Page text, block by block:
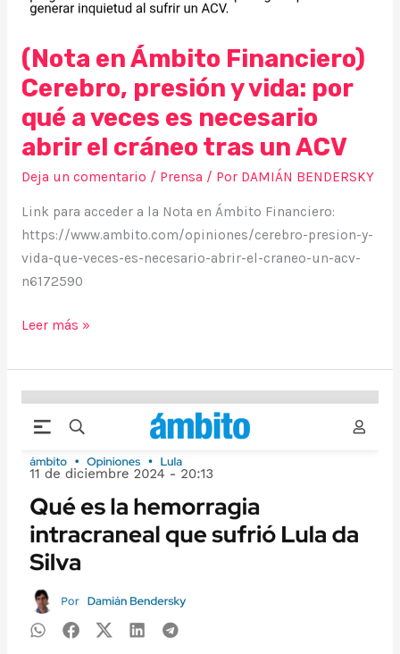
(Nota en Ámbito Financiero)
Cerebro, presión y vida: por
qué a veces es necesario
abrir el cráneo tras un ACV
Deja un comentario / Prensa / Por DAMIÁN BENDERSKY
Link para acceder a la Nota en Ámbito Financiero:
https://www.ambito.com/opiniones/cerebro-presion-y-
vida-que-veces-es-necesario-abrir-el-craneo-un-acv-
n6172590
es
abrir
el
tras
un
ACV
Leer más »
(Nota
en
Financiero)
Qué
es
la
hemorragia
intracraneal
que
sufrió